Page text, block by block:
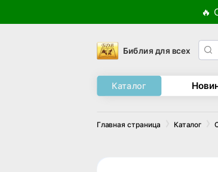
🔥
Библия для всех
Каталог
Главная страница Каталог